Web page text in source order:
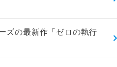
ズの最新作「ゼロの執行